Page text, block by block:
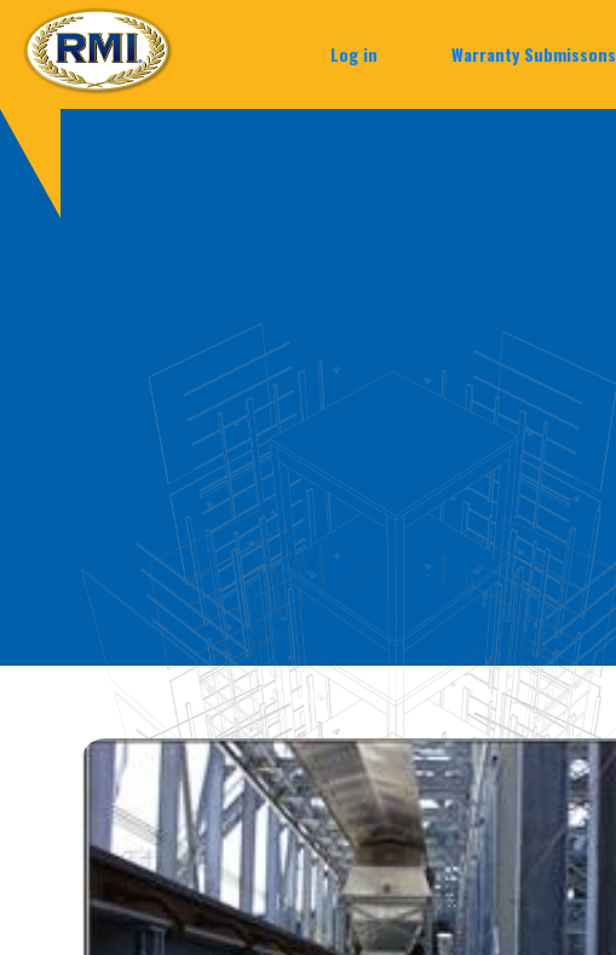
Log in Warranty Submissons